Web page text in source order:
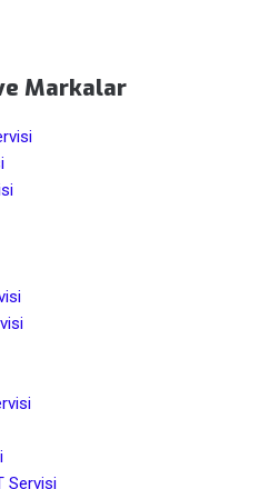
Markalar
Servisi